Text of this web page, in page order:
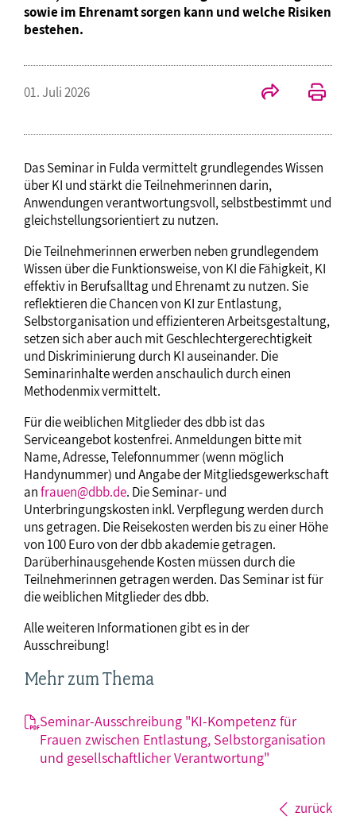
sowie im Ehrenamt sorgen kann und welche Risiken
bestehen.
01. Juli 2026
Das Seminar in Fulda vermittelt grundlegendes Wissen
über KI und stärkt die Teilnehmerinnen darin,
Anwendungen verantwortungsvoll, selbstbestimmt und
gleichstellungsorientiert zu nutzen.
Die Teilnehmerinnen erwerben neben grundlegendem
Wissen über die Funktionsweise, von KI die Fähigkeit, KI
effektiv in Berufsalltag und Ehrenamt zu nutzen. Sie
reflektieren die Chancen von KI zur Entlastung,
Selbstorganisation und effizienteren Arbeitsgestaltung,
setzen sich aber auch mit Geschlechtergerechtigkeit
und Diskriminierung durch KI auseinander. Die
Seminarinhalte werden anschaulich durch einen
Methodenmix vermittelt.
Für die weiblichen Mitglieder des dbb ist das
Serviceangebot kostenfrei. Anmeldungen bitte mit
Name, Adresse, Telefonnummer (wenn möglich
Handynummer) und Angabe der Mitgliedsgewerkschaft
anfrauen@dbb.de. Die Seminar- und
Unterbringungskosten inkl. Verpflegung werden durch
uns getragen. Die Reisekosten werden bis zu einer Höhe
von 100 Euro von der dbb akademie getragen.
Darüberhinausgehende Kosten müssen durch die
Teilnehmerinnen getragen werden. Das Seminar ist für
die weiblichen Mitglieder des dbb.
Alle weiteren Informationen gibt es in der
Ausschreibung!
Mehr zum Thema
Seminar-Ausschreibung "KI-Kompetenz für
Frauen zwischen Entlastung, Selbstorganisation
und gesellschaftlicher Verantwortung"
zurück